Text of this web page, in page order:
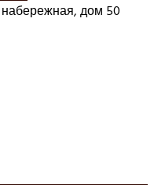
набережная, дом 50